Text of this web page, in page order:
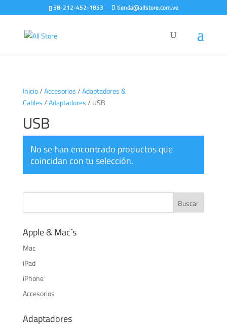
58-212-452-1853 tienda@allstore.com.ve
Inicio/Accesorios/Adaptadores &
Cables/Adaptadores/ USB
USB
No se han encontrado productos que
coincidan con tu selección.
Apple & Mac`s
Mac
iPad
iPhone
Accesorios
Adaptadores